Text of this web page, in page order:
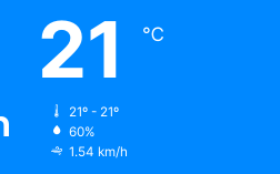
21 ℃
21º - 21º
60%
1.54 km/h